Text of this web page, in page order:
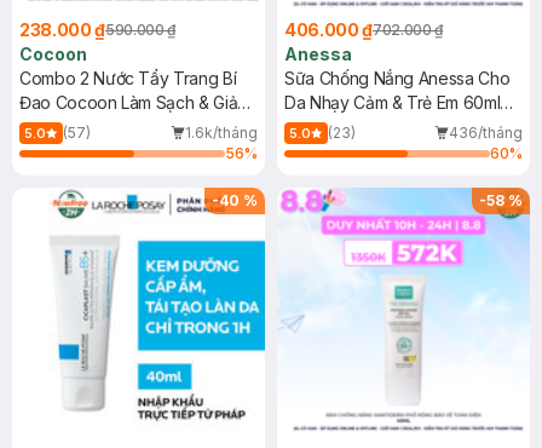
238.000 ₫590.000 ₫
Cocoon
Combo 2 Nước Tẩy Trang Bí
Đao Cocoon Làm Sạch & Giảm
Dầu 500ml
5.0 (57)
1.6k/tháng
56%
406.000 ₫702.000 ₫
Anessa
Sữa Chống Nắng Anessa Cho
Da Nhạy Cảm & Trẻ Em 60ml
(Mới)
5.0 (23)
436/tháng
60%
-40 % -58%